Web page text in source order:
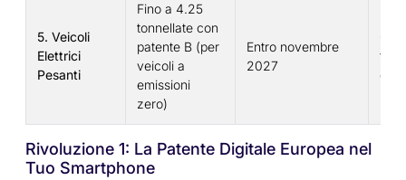
5. Veicoli
Elettrici
Pesanti
Fino a 4.25
tonnellate con
patente B (per
veicoli a
emissioni
zero)
Entro novembre
2027
Rivoluzione 1: La Patente Digitale Europea nel
Tuo Smartphone